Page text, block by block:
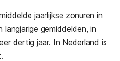
jaarlijkse zonuren in
gemiddelden, in
dertig jaar. In Nederland is